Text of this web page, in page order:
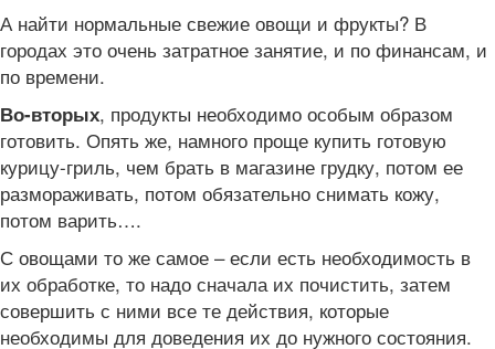
А найти нормальные свежие овощи и фрукты? В
городах это очень затратное занятие, и по финансам, и
по времени.
Во-вторых, продукты необходимо особым образом
готовить. Опять же, намного проще купить готовую
курицу-гриль, чем брать в магазине грудку, потом ее
размораживать, потом обязательно снимать кожу,
потом варить….
С овощами то же самое – если есть необходимость в
их обработке, то надо сначала их почистить, затем
совершить с ними все те действия, которые
необходимы для доведения их до нужного состояния.